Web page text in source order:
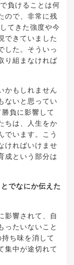
負けることは何
ので、非常に残
てきた強度や今
できていました
した。そういっ
り組まなければ
かもしれません
ないと思ってい
負に影響して
ちは、人生をか
でいます。こう
ければいけませ
成という部分は
でなにか伝えた
影響されて、自
ったいないこと
ち味を消して
集中が途切れて